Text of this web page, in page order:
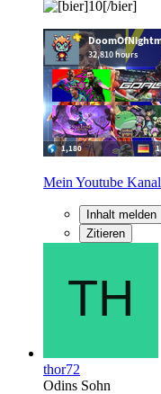
Mein Youtube Kanal
Inhalt melden
Zitieren
thor72
Odins Sohn